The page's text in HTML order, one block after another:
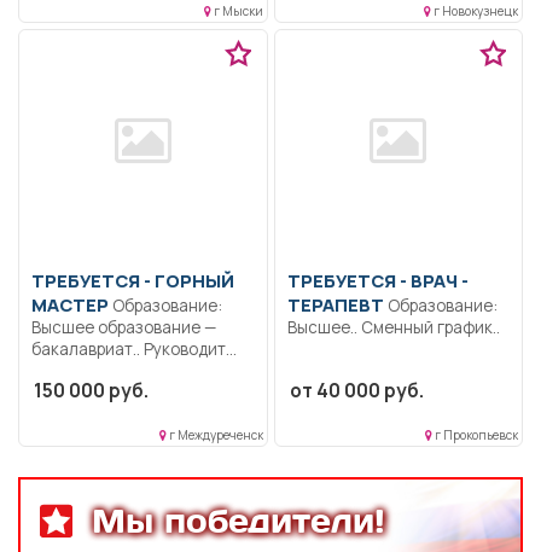
работа..
г Мыски г Новокузнецк
ТРЕБУЕТСЯ - ГОРНЫЙ
МАСТЕР
Высшее образование —
бакалавриат.. Руководит
процессом при...
150 000 руб.
г Междуреченск
ТРЕБУЕТСЯ - ВРАЧ -
ТЕРАПЕВТ
Высшее.. Сменный график..
от 40 000 руб.
г Прокопьевск
Мы победители!